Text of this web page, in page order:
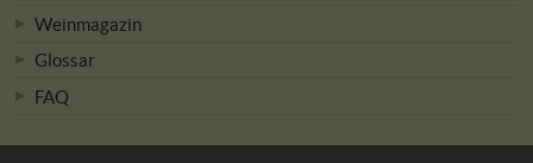
Weinmagazin
Glossar
FAQ